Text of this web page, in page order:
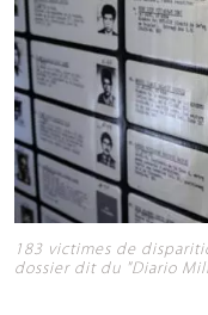
183 victimes de
dossier dit du "Diario